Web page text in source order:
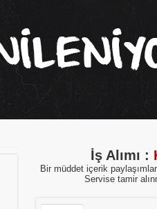
İş Alımı :
Bir müddet içerik
Servise tamir